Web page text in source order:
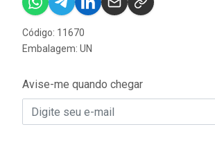
Código: 11670
Embalagem: UN
Avise-me quando chegar